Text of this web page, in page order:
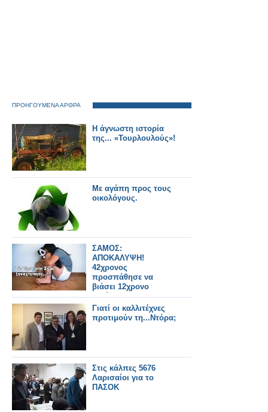
ΠΡΟΗΓΟΥΜΕΝΑ ΑΡΘΡΑ
Η άγνωστη ιστορία
της... «Τουρλουλούς»!
Με αγάπη προς τους
οικολόγους.
ΣΑΜΟΣ:
ΑΠΟΚΑΛΥΨΗ!
42χρονος
προσπάθησε να
βιάσει 12χρονο
κορίτσι!
Γιατί οι καλλιτέχνες
προτιμούν τη...Ντόρα;
Στις κάλπες 5676
Λαρισαίοι για το
ΠΑΣΟΚ